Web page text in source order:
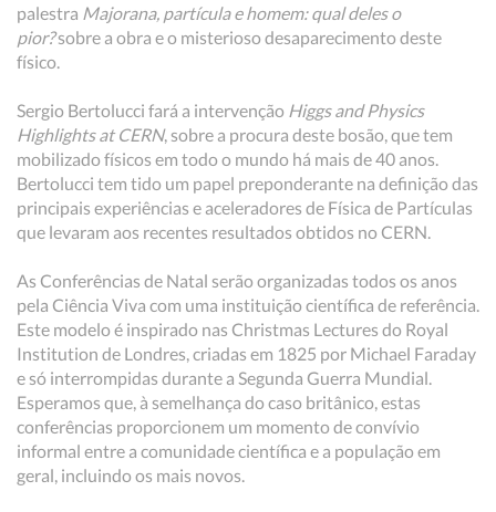
palestra Majorana, partícula e homem: qual deles o
pior?sobre a obra e o misterioso desaparecimento deste
físico.
Sergio Bertolucci fará a intervenção Higgs and Physics
Highlights at CERN, sobre a procura deste bosão, que tem
mobilizado físicos em todo o mundo há mais de 40 anos.
Bertolucci tem tido um papel preponderante na definição das
principais experiências e aceleradores de Física de Partículas
que levaram aos recentes resultados obtidos no CERN.
As Conferências de Natal serão organizadas todos os anos
pela Ciência Viva com uma instituição científica de referência.
Este modelo é inspirado nas Christmas Lectures do Royal
Institution de Londres, criadas em 1825 por Michael Faraday
e só interrompidas durante a Segunda Guerra Mundial.
Esperamos que, à semelhança do caso britânico, estas
conferências proporcionem um momento de convívio
informal entre a comunidade científica e a população em
geral, incluindo os mais novos.